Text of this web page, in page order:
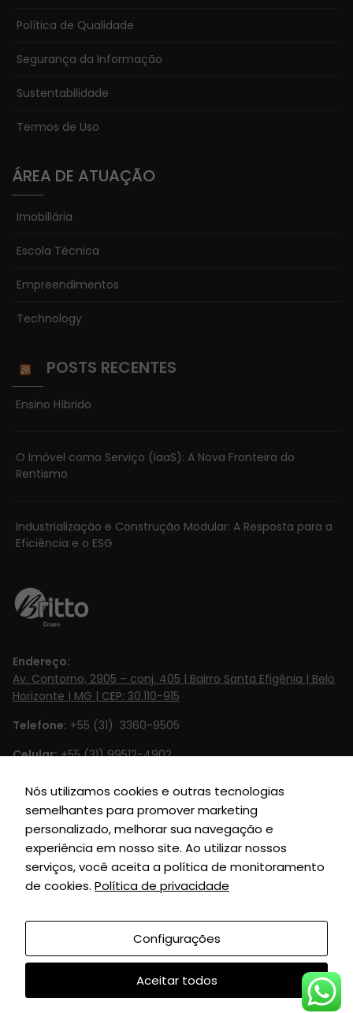
Política de Qualidade
Segurança da Informação
Sustentabilidade
Termos de Uso
ÁREA DE ATUAÇÃO
Imobiliária
Escola Técnica
Empreendimentos
Technology
POSTS RECENTES
Ensino Híbrido
O Imóvel como Serviço (IaaS): A Nova Fronteira do
Rentismo
Industrialização e Construção Modular: A Resposta para a
Eficiência e o ESG
Endereço:
Av. Contorno, 2905 – conj. 405 | Bairro Santa Efigênia | Belo
Horizonte | MG | CEP: 30.110-915
Telefone: +55 (31) 3360-9505
Celular:+55 (31) 99512-4902‬
Email:
contato@britto.com.br
Horário de Funcionamento:Segunda à Sexta de 8h às 18h
SIGA-NOS
Grupo Britto © 2010| Todos Direitos Reservados |
Desenvolvido por:União Soluções
Nós utilizamos cookies e outras tecnologias
semelhantes para promover marketing
personalizado, melhorar sua navegação e
experiência em nosso site. Ao utilizar nossos
serviços, você aceita a política de monitoramento
de cookies. Política de privacidade
Configurações
Aceitar todos
funcionamento
Estatísticas
possamos
melhorar a
funcionalidade
e estrutura do
site, com base
na forma
usado.
Experiência